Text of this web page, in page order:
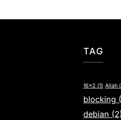
TAG
16x2 (1) Allah
blocking
debian